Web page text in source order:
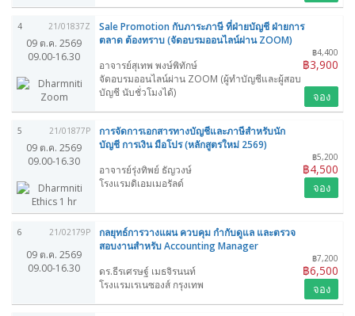
4 21/01837Z
09 ต.ค. 2569
09.00-16.30
Sale Promotion กับภาระภาษี ที่ฝ่ายบัญชี ฝ่ายการ
ตลาด ต้องทราบ (จัดอบรมออนไลน์ผ่าน ZOOM)
฿4,400
฿3,900
อาจารย์สุเทพ พงษ์พิทักษ์
จัดอบรมออนไลน์ผ่าน ZOOM (ผู้ทำบัญชีและผู้สอบ
บัญชี นับชั่วโมงได้)
จอง
5 21/01877P
09 ต.ค. 2569
09.00-16.30
การจัดการเอกสารทางบัญชีและภาษีสำหรับนัก
บัญชี การเงิน มือโปร (หลักสูตรใหม่ 2569)
฿5,200
฿4,500
อาจารย์รุ่งทิพย์ ธัญวงษ์
โรงแรมดิเอมเมอรัลด์
จอง
6 21/02179P
09 ต.ค. 2569
09.00-16.30
กลยุทธ์การวางแผน ควบคุม กำกับดูแล และตรวจ
สอบงานสำหรับ Accounting Manager
฿7,200
฿6,500
ดร.ธีรเศรษฐ์ เมธจิรนนท์
โรงแรมเรเนซองส์ กรุงเทพ
จอง